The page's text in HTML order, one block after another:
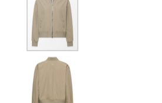
Ende
der
Bildergalerie
springen